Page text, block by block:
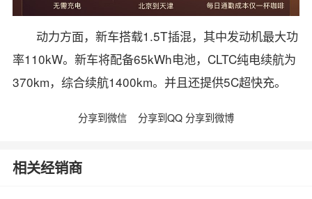
动力方面，新车搭载1.5T插混，其中发动机最大功
率110kW。新车将配备65kWh电池，CLTC纯电续航为
370km，综合续航1400km。并且还提供5C超快充。
分享到微信 分享到QQ 分享到微博
相关经销商